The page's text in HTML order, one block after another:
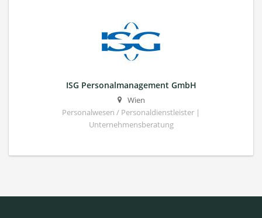
ISG Personalmanagement GmbH
Wien
Personalwesen / Personaldienstleister |
Unternehmensberatung